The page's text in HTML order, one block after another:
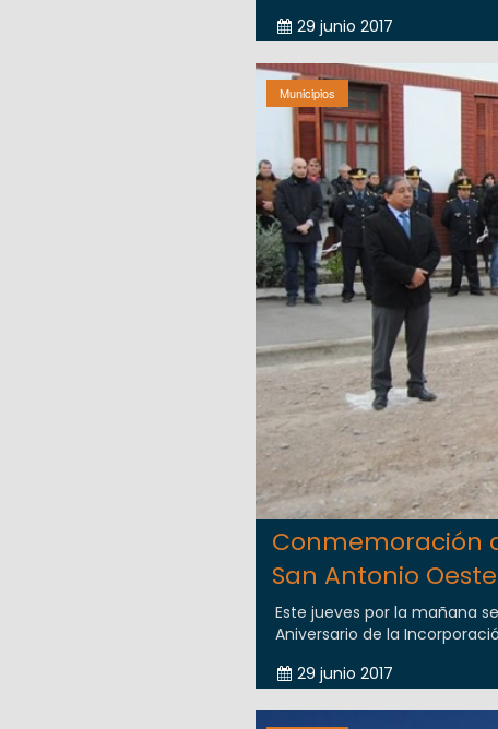
29 junio 2017
Municipios
Conmemoración
San Antonio Oeste
Este jueves por la mañana
Aniversario de la
29 junio 2017